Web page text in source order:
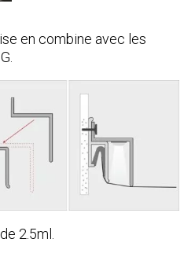
en combine avec les
2.5ml.